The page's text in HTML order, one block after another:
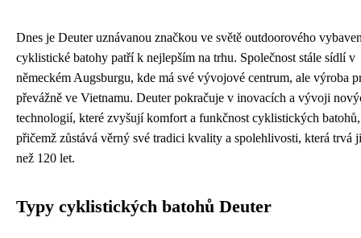
Dnes je Deuter uznávanou značkou ve světě outdoorového
cyklistické batohy patří k nejlepším na trhu. Společnost stále sídlí v
německém Augsburgu, kde má své vývojové centrum, ale výroba
převážně ve Vietnamu. Deuter pokračuje v inovacích a vývoji
technologií, které zvyšují komfort a funkčnost cyklistických batohů,
přičemž zůstává věrný své tradici kvality a spolehlivosti, která trvá
než 120 let.
Typy cyklistických batohů Deuter